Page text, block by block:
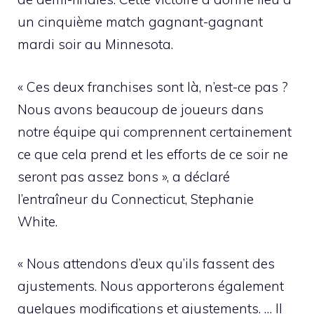
un cinquième match gagnant-gagnant
mardi soir au Minnesota.
« Ces deux franchises sont là, n’est-ce pas ?
Nous avons beaucoup de joueurs dans
notre équipe qui comprennent certainement
ce que cela prend et les efforts de ce soir ne
seront pas assez bons », a déclaré
l’entraîneur du Connecticut, Stephanie
White.
« Nous attendons d’eux qu’ils fassent des
ajustements. Nous apporterons également
quelques modifications et ajustements. … Il